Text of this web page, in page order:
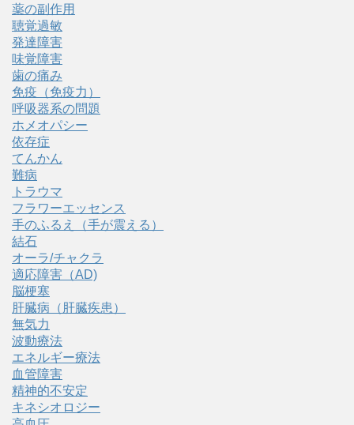
薬の副作用
聴覚過敏
発達障害
味覚障害
歯の痛み
免疫（免疫力）
呼吸器系の問題
ホメオパシー
依存症
てんかん
難病
トラウマ
フラワーエッセンス
手のふるえ（手が震える）
結石
オーラ/チャクラ
適応障害（AD)
脳梗塞
肝臓病（肝臓疾患）
無気力
波動療法
エネルギー療法
血管障害
精神的不安定
キネシオロジー